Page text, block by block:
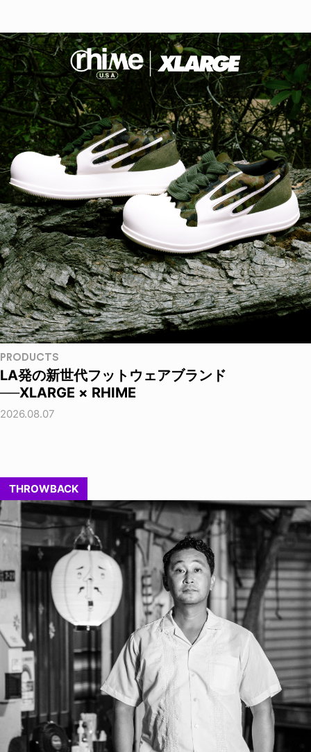
PRODUCTS
LA発の新世代フットウェアブランド
──XLARGE × RHIME
2026.08.07
THROWBACK